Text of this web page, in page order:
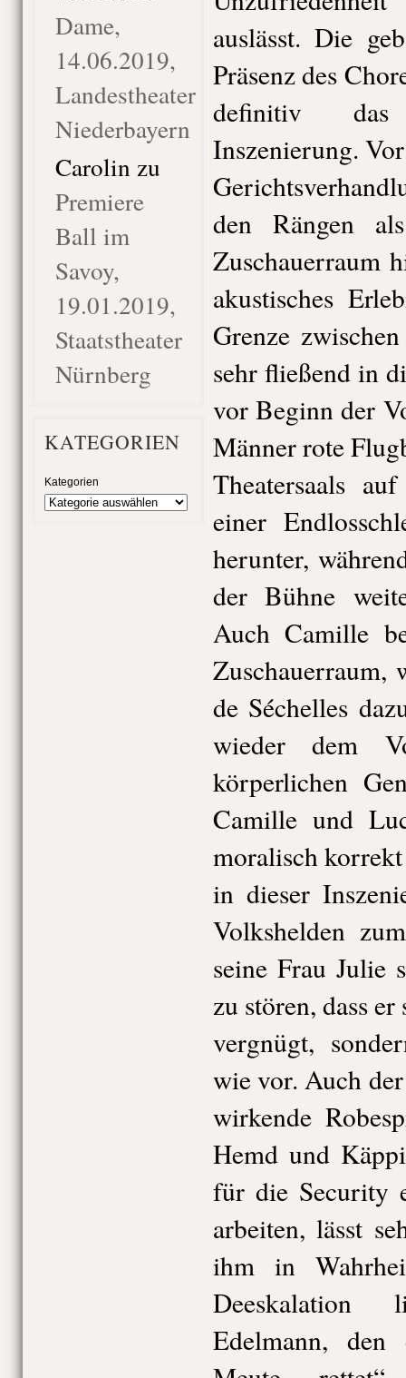
Dame,
14.06.2019,
Landestheater
Niederbayern
Carolin zu
Premiere
Ball im
Savoy,
19.01.2019,
Staatstheater
Nürnberg
KATEGORIEN
Kategorien
auslässt. Die
Präsenz des
definitiv
Inszenierung.
den Rängen
Zuschauerraum
akustisches
Grenze
sehr fließend in
vor Beginn der
Männer rote
Theatersaals
einer
herunter,
der Bühne
Auch Camille
Zuschauerraum,
de Séchelles
wieder dem
körperlichen
Camille und
moralisch
in dieser
Volkshelden
seine Frau Julie
zu stören, dass
vergnügt,
wie vor. Auch
wirkende
Hemd und
für die Security
arbeiten, lässt
ihm in
Edelmann,